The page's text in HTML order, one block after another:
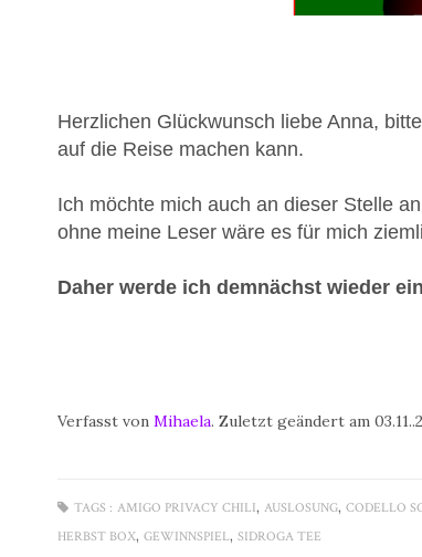
Herzlichen Glückwunsch liebe Anna,
auf die Reise machen kann.
Ich möchte mich auch an dieser Stelle
ohne meine Leser wäre es für mich
Daher werde ich demnächst wieder
Verfasst von Mihaela. Zuletzt geändert am
TAGS : AMIGO PRIVACY CHILI, AUSLOSUNG, CODELLO
HERBST BOX, GEWINNSPIEL, SIDROGA TEE